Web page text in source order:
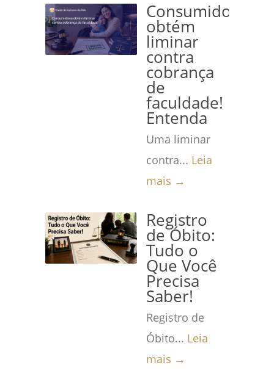
Consumidora
obtém
liminar
contra
cobrança
de
faculdade!
Entenda
Uma liminar
contra... Leia
mais →
Registro
de Óbito:
Tudo o
Que Você
Precisa
Saber!
Registro de
Óbito... Leia
mais →